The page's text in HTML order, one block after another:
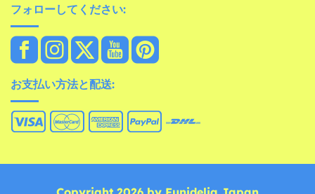
フォローしてください:
お支払い方法と配送: